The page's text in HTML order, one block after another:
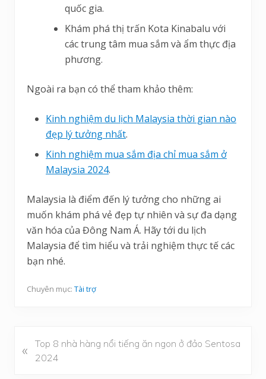
quốc gia.
Khám phá thị trấn Kota Kinabalu với
các trung tâm mua sắm và ẩm thực địa
phương.
Ngoài ra bạn có thể tham khảo thêm:
Kinh nghiệm du lịch Malaysia thời gian nào
đẹp lý tưởng nhất.
Kinh nghiệm mua sắm địa chỉ mua sắm ở
Malaysia 2024.
Malaysia là điểm đến lý tưởng cho những ai
muốn khám phá vẻ đẹp tự nhiên và sự đa dạng
văn hóa của Đông Nam Á. Hãy tới du lịch
Malaysia để tìm hiểu và trải nghiệm thực tế các
bạn nhé.
Chuyên mục: Tài trợ
à
«
Top 8 nhà hàng nổi tiếng ăn ngon ở đảo Sentosa
2024